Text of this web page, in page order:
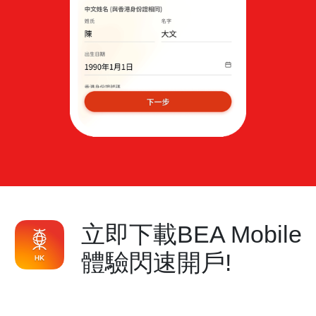
立即下載BEA Mobile
體驗閃速開戶!